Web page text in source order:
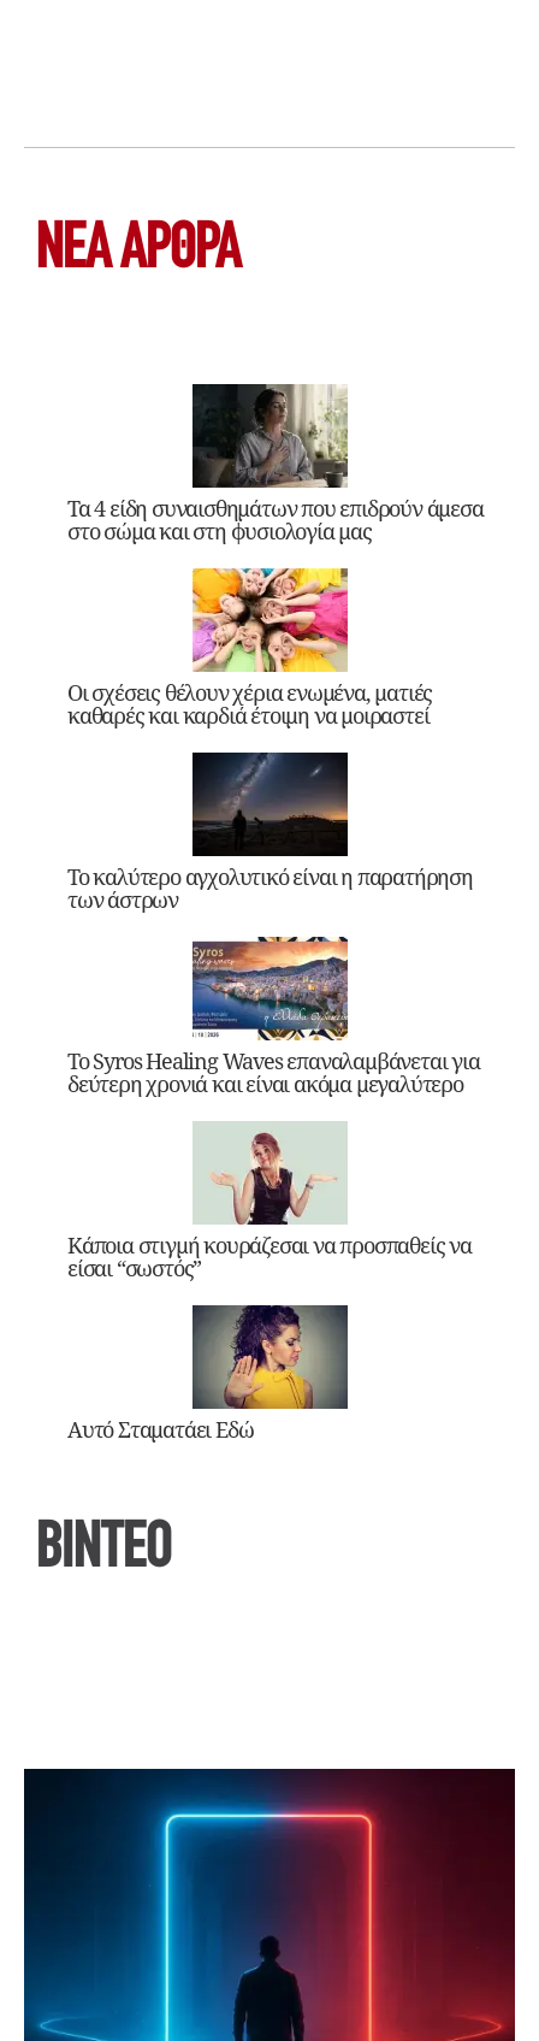
ΝΕΑ ΆΡΘΡΑ
Τα 4 είδη συναισθημάτων που επιδρούν άμεσα
στο σώμα και στη φυσιολογία μας
Οι σχέσεις θέλουν χέρια ενωμένα, ματιές
καθαρές και καρδιά έτοιμη να μοιραστεί
Το καλύτερο αγχολυτικό είναι η παρατήρηση
των άστρων
Το Syros Healing Waves επαναλαμβάνεται για
δεύτερη χρονιά και είναι ακόμα μεγαλύτερο
Κάποια στιγμή κουράζεσαι να προσπαθείς να
είσαι “σωστός”
Αυτό Σταματάει Εδώ
ΒΙΝΤΕΟ